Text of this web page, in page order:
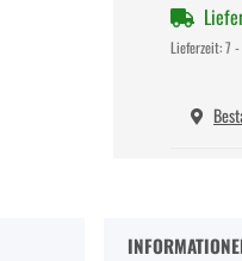
Lieferzeit:7